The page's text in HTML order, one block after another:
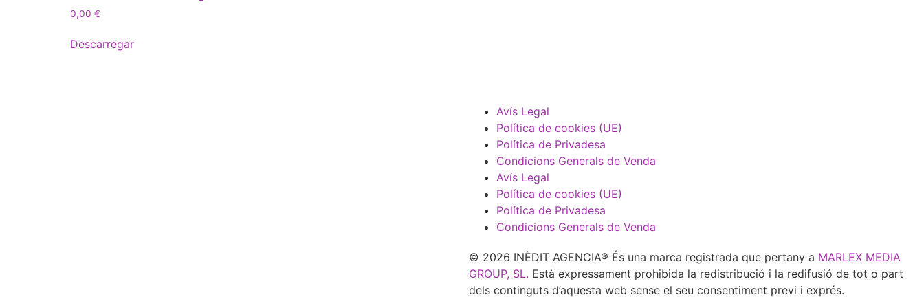
0,00 €
Descarregar
Avís Legal
Política de cookies (UE)
Política de Privadesa
Condicions Generals de Venda
Avís Legal
Política de cookies (UE)
Política de Privadesa
Condicions Generals de Venda
© 2026 INÈDIT AGENCIA® És una marca registrada que pertany a MARLEX MEDIA
GROUP, SL. Està expressament prohibida la redistribució i la redifusió de tot o part
dels continguts d’aquesta web sense el seu consentiment previ i exprés.